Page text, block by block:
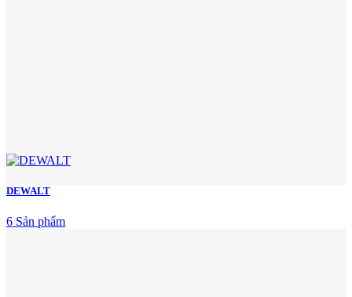
DEWALT
6 Sản phẩm